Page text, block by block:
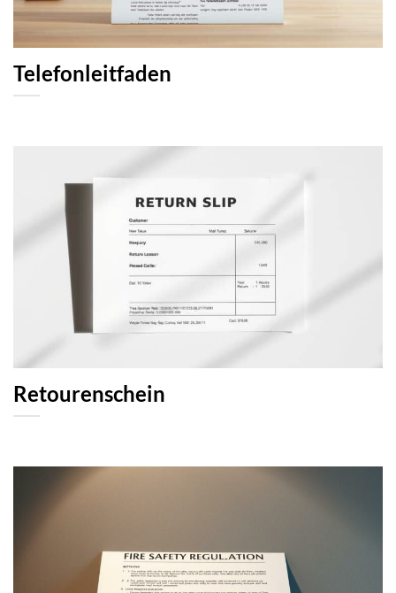
Telefonleitfaden
Retourenschein